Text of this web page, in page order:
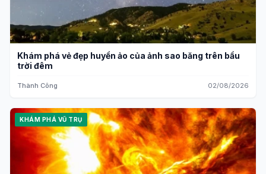
Khám phá vẻ đẹp huyền ảo của ảnh sao băng trên bầu
trời đêm
Thành Công 02/08/2026
KHÁM PHÁ VŨ TRỤ